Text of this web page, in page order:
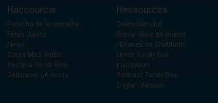
Raccourcis
Paracha de la semaine
Fêtes Juives
News
Cours Mp3-Vidéo
Yéchiva Torah-Box
Dédicacer un cours
Ressources
Calendrier Juif
Sidour (livre de prière)
Horaires de Chabbath
Livres Torah-Box
Inscription
Podcast Torah-Box
English Version